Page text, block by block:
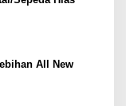
All New